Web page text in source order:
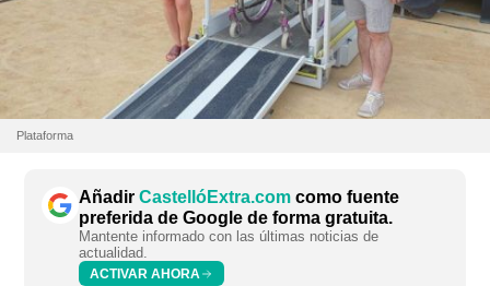
Plataforma
Añadir CastellóExtra.com como fuente
preferida de Google de forma gratuita.
Mantente informado con las últimas noticias de
actualidad.
ACTIVAR AHORA